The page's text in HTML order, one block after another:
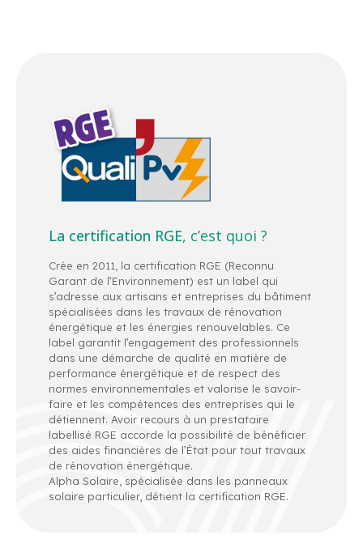
La certification RGE, c’est quoi ?
Crée en 2011, la certification RGE (Reconnu
Garant de l’Environnement) est un label qui
s’adresse aux artisans et entreprises du bâtiment
spécialisées dans les travaux de rénovation
énergétique et les énergies renouvelables. Ce
label garantit l’engagement des professionnels
dans une démarche de qualité en matière de
performance énergétique et de respect des
normes environnementales et valorise le savoir-
faire et les compétences des entreprises qui le
détiennent. Avoir recours à un prestataire
labellisé RGE accorde la possibilité de bénéficier
des aides financières de l’État pour tout travaux
de rénovation énergétique.
Alpha Solaire, spécialisée dans les panneaux
solaire particulier, détient la certification RGE.